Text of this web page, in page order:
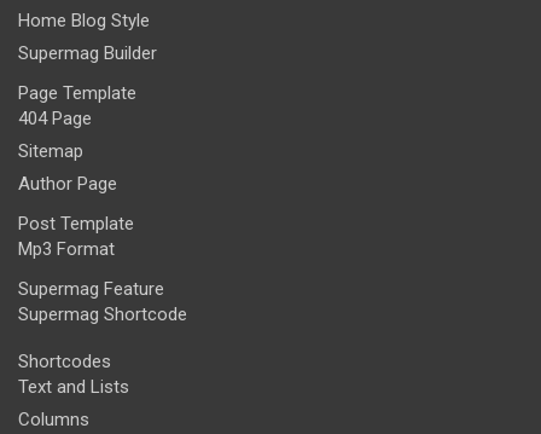
Home Blog Style
Supermag Builder
Page Template
404 Page
Sitemap
Author Page
Post Template
Mp3 Format
Supermag Feature
Supermag Shortcode
Shortcodes
Text and Lists
Columns